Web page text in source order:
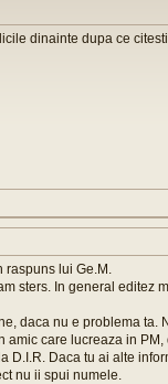
dinainte dupa ce
raspuns lui Ge.M.
sters. In general editez
daca nu e problema ta.
care lucreaza in
D.I.R. Daca tu ai alte
nu ii spui numele.